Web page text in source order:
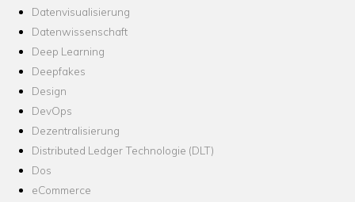
Datenvisualisierung
Datenwissenschaft
Deep Learning
Deepfakes
Design
DevOps
Dezentralisierung
Distributed Ledger Technologie (DLT)
Dos
eCommerce